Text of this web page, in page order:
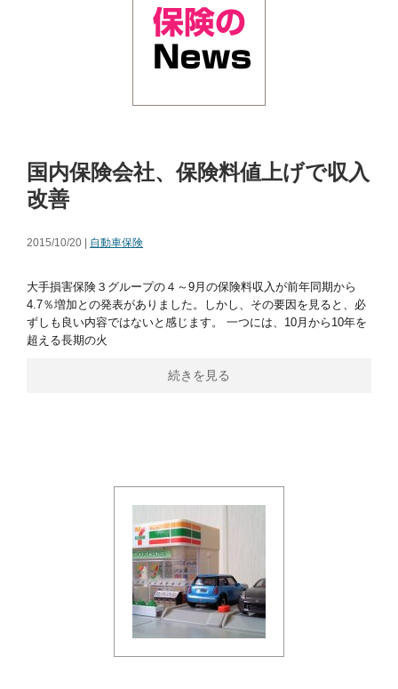
国内保険会社、保険料値上げで収入
改善
2015/10/20 | 自動車保険
大手損害保険３グループの４～9月の保険料収入が前年同期から
4.7％増加との発表がありました。しかし、その要因を見ると、必
ずしも良い内容ではないと感じます。 一つには、10月から10年を
超える長期の火
続きを見る